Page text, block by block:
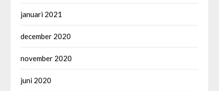
januari 2021
december 2020
november 2020
juni 2020